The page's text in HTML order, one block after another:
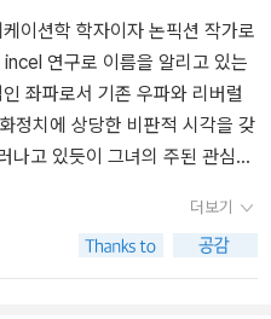
지칭하고 비난하는 왕성한 극우
하며, 이들이 어떻게 스스로를
지를 보여준다. 혐오의 정
상과
네이글은 광의의 ‘좌파’가 “전
린턴과 버니 샌더스로 나뉘는 지
사들이 넘쳐났다는 것이다.
이션학 학자이자 논픽션 작가로
연구로 이름을 알리고 있는
좌파로서 기존 우파와 리버럴
정치에 상당한 비판적 시각을 갖
나고 있듯이 그녀의 주된 관심사
만 이 대안우파가 인종차별주의
가 기존의 남녀간 가부장적 갈등
지위를 계몽주의 시기 이전으로
더보기